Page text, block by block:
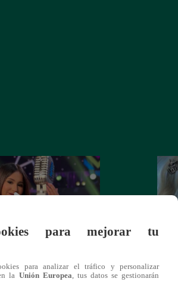
Pausini se consagró
Nueva Generación!
para mejorar tu
para analizar el tráfico y personalizar
la Unión Europea, tus datos se gestionarán